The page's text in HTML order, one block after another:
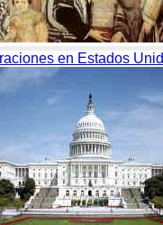
en Estados